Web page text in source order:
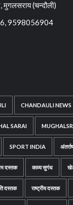
(चन्दौली)
9598056904
CHANDAULI NEWS
SARAI
SPORT INDIA
दस्तक काव्य सुगंध
दस्तक राष्ट्रीय दस्तक